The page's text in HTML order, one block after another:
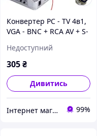
Конвертер PC - TV 4в1,
VGA - BNC + RCA AV + S-
Недоступний
305₴
Дивитись
Інтернет магазин "Горячий Стиль" 99%